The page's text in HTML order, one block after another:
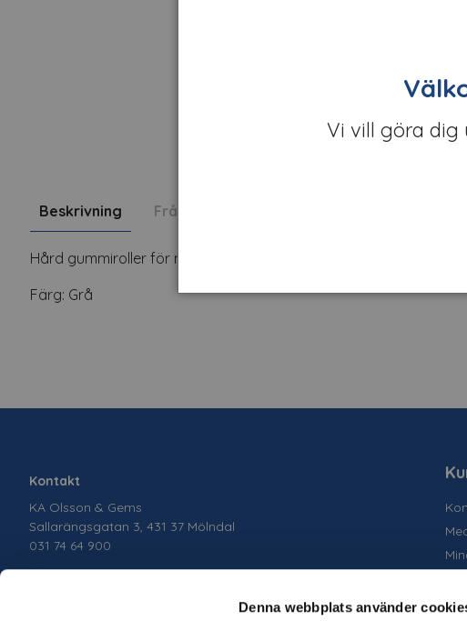
Denna webbplats använder
Beskrivning Fråga om produkt
Hård gummiroller för montering.
Färg: Grå
Kontakt
KA Olsson & Gems
Sallarängsgatan 3, 431 37 Mölndal
031 74 64 900
Vi vill göra dig